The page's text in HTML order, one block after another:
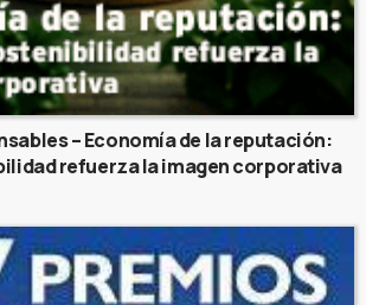
– Economía de la reputación:
refuerza la imagen corporativa